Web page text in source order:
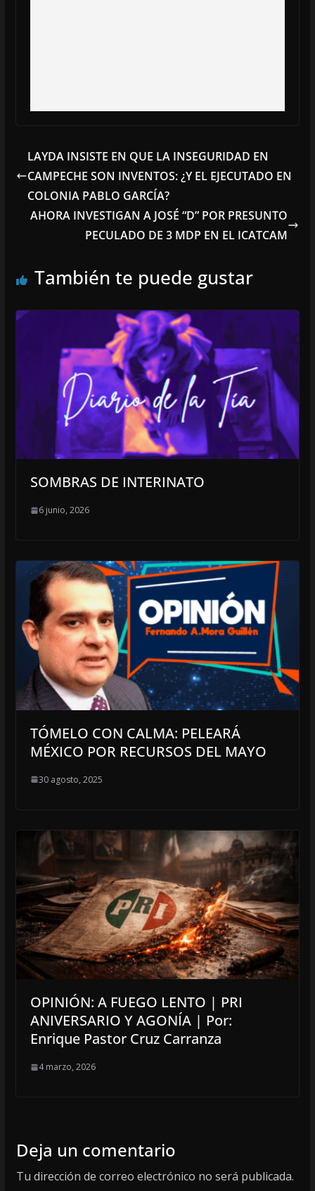
LAYDA INSISTE EN QUE LA INSEGURIDAD EN
CAMPECHE SON INVENTOS: ¿Y EL EJECUTADO EN
COLONIA PABLO GARCÍA?
AHORA INVESTIGAN A JOSÉ “D” POR PRESUNTO
PECULADO DE 3 MDP EN EL ICATCAM
También te puede gustar
SOMBRAS DE INTERINATO
6 junio, 2026
TÓMELO CON CALMA: PELEARÁ
MÉXICO POR RECURSOS DEL MAYO
30 agosto, 2025
OPINIÓN: A FUEGO LENTO | PRI
ANIVERSARIO Y AGONÍA | Por:
Enrique Pastor Cruz Carranza
4 marzo, 2026
Deja un comentario
Tu dirección de correo electrónico no será publicada.